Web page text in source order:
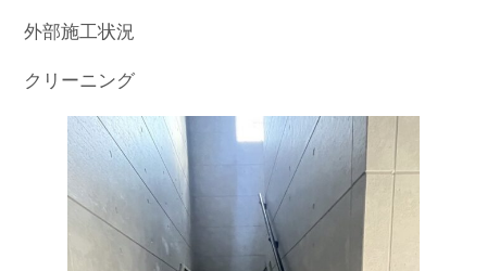
外部施工状況
クリーニング